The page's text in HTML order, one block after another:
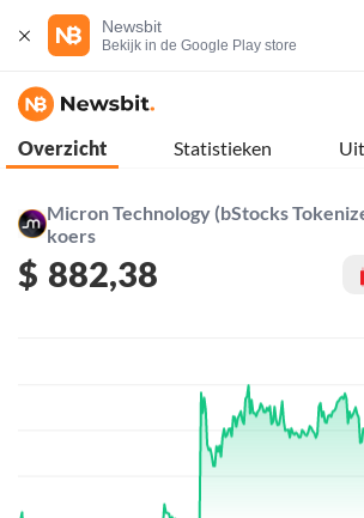
Newsbit
Bekijk in de Google Play store
Overzicht Statistieken
Micron Technology (bStocks
koers
$ 882,38